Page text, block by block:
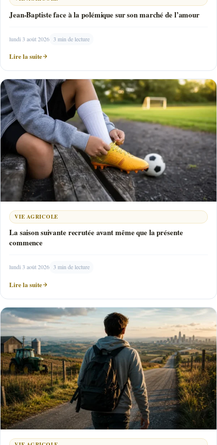
Jean-Baptiste face à la polémique sur son marché de l’amour
lundi 3 août 2026 3 min de lecture
Lire la suite
VIE AGRICOLE
La saison suivante recrutée avant même que la présente
commence
lundi 3 août 2026 3 min de lecture
Lire la suite